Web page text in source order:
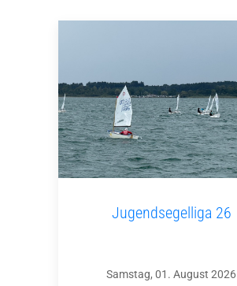
Jugendsegelliga 26
Samstag, 01. August 2026